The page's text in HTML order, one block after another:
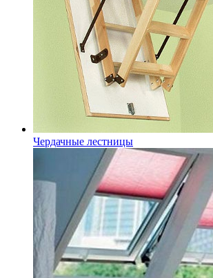
Чердачные лестницы